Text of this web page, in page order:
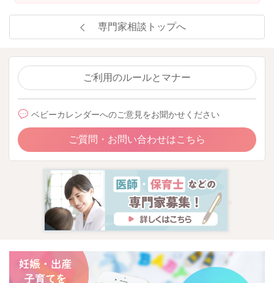
専門家相談トップへ
ご利用のルールとマナー
ベビーカレンダーへのご意見をお聞かせください
ご質問・お問い合わせはこちら